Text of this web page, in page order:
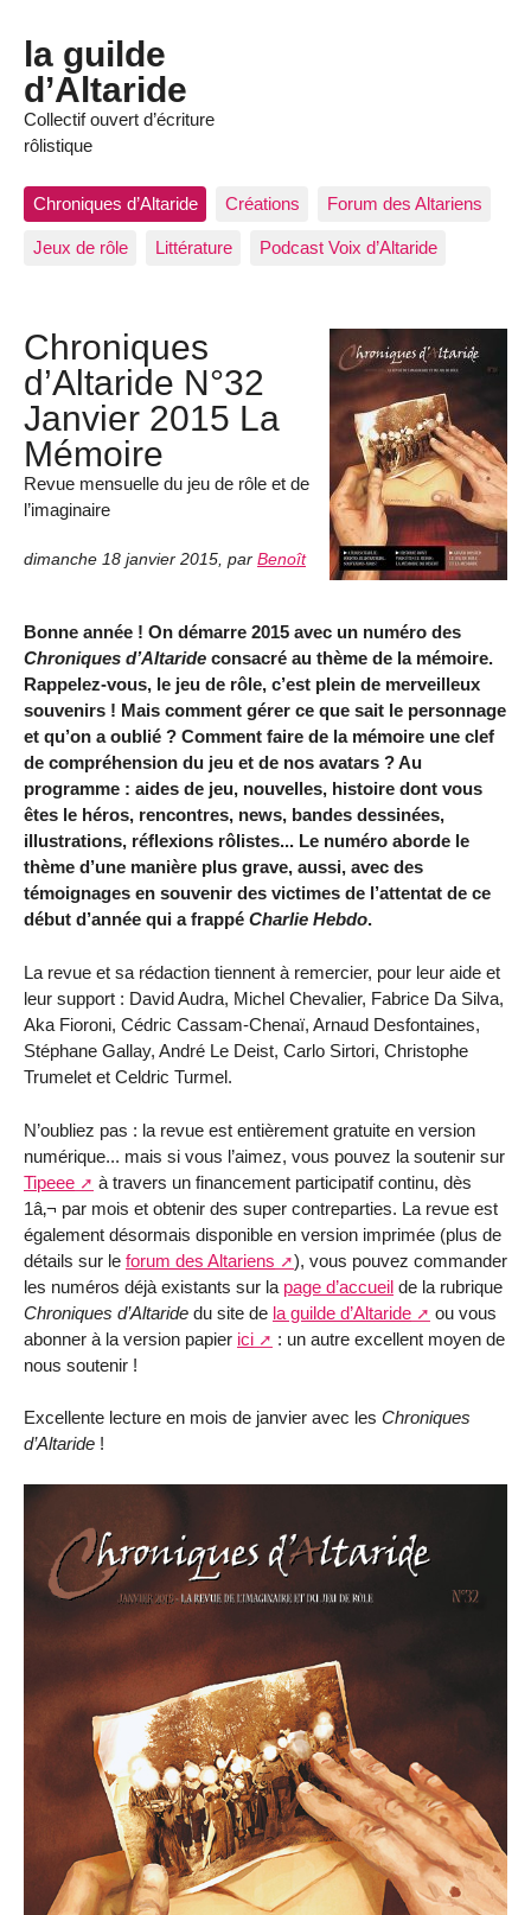
la guilde
d’Altaride
Collectif ouvert d’écriture
rôlistique
Chroniques d’Altaride Créations Forum des Altariens
Jeux de rôle Littérature Podcast Voix d’Altaride
Chroniques
d’Altaride N°32
Janvier 2015 La
Mémoire
Revue mensuelle du jeu de rôle et de
l’imaginaire
dimanche 18 janvier 2015 par Benoît
Bonne année ! On démarre 2015 avec un numéro des
Chroniques d’Altaride consacré au thème de la mémoire.
Rappelez-vous, le jeu de rôle, c’est plein de merveilleux
souvenirs ! Mais comment gérer ce que sait le personnage
et qu’on a oublié ? Comment faire de la mémoire une clef
de compréhension du jeu et de nos avatars ? Au
programme : aides de jeu, nouvelles, histoire dont vous
êtes le héros, rencontres, news, bandes dessinées,
illustrations, réflexions rôlistes... Le numéro aborde le
thème d’une manière plus grave, aussi, avec des
témoignages en souvenir des victimes de l’attentat de ce
début d’année qui a frappé Charlie Hebdo.
La revue et sa rédaction tiennent à remercier, pour leur aide et
leur support : David Audra, Michel Chevalier, Fabrice Da Silva,
Aka Fioroni, Cédric Cassam-Chenaï, Arnaud Desfontaines,
Stéphane Gallay, André Le Deist, Carlo Sirtori, Christophe
Trumelet et Celdric Turmel.
N’oubliez pas : la revue est entièrement gratuite en version
numérique... mais si vous l’aimez, vous pouvez la soutenir sur
Tipeee
à travers un financement participatif continu, dès
1â‚¬ par mois et obtenir des super contreparties. La revue est
également désormais disponible en version imprimée (plus de
détails sur le forum des Altariens
), vous pouvez commander
les numéros déjà existants sur la page d’accueil de la rubrique
Chroniques d’Altaride du site de la guilde d’Altaride
ou vous
abonner à la version papier ici
: un autre excellent moyen de
nous soutenir !
Excellente lecture en mois de janvier avec les Chroniques
d’Altaride !